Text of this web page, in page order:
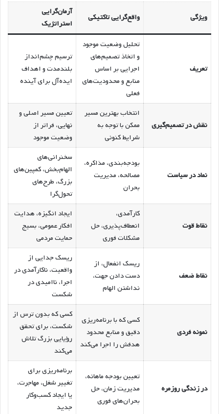
ویژگی واقع‌گرایی تاکتیکی
آرمان‌گرایی
استراتژیک
تعریف
تحلیل وضعیت موجود
و اتخاذ تصمیم‌های
اجرایی بر اساس
منابع و محدودیت‌های
فعلی
ترسیم چشم‌انداز
بلندمدت و اهداف
ایده‌آل برای آینده
نقش در تصمیم‌گیری
انتخاب بهترین مسیر
ممکن با توجه به
شرایط کنونی
تعیین مسیر اصلی و
نهایی، فراتر از
وضعیت موجود
نماد در سیاست
بودجه‌بندی، مذاکره،
مصالحه، مدیریت
بحران
سخنرانی‌های
الهام‌بخش، کمپین‌های
بزرگ، طرح‌های
تحول‌گرا
نقاط قوت
کارآمدی،
انعطاف‌پذیری، حل
مشکلات فوری
ایجاد انگیزه، هدایت
افکار عمومی، بسیج
حمایت مردمی
نقاط ضعف
ریسک انفعال، از
دست دادن جهت،
نداشتن الهام
ریسک جدایی از
واقعیت، ناکارآمدی در
اجرا، ناامیدی در
شکست
نمونه فردی
کسی که با برنامه‌ریزی
دقیق و منابع محدود
هدفش را اجرا می‌کند
کسی که بدون ترس از
شکست، برای تحقق
رؤیایی بزرگ تلاش
می‌کند
در زندگی روزمره
تعیین بودجه ماهانه،
مدیریت زمان، حل
بحران‌های فوری
برنامه‌ریزی برای
تغییر شغل، مهاجرت،
یا ایجاد کسب‌وکار
جدید